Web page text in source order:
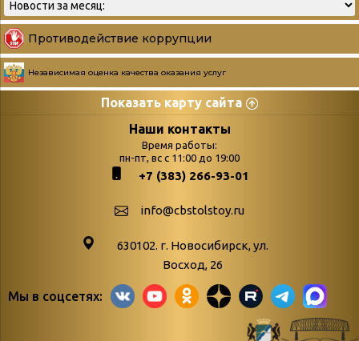
Противодействие коррупции
Независимая оценка качества оказания услуг
Показать карту сайта
Страницы
podvedenie-itogov-festivalya-
paskhalnaya-palitra
Библионочь – как ярмарка точь-в-
поступлений
Война. Народ.
живые»
«Мне всё
Наши контакты
Время работы:
пн-пт, вс с 11:00 до 19:00
+7 (383) 266-93-01
info@cbstolstoy.ru
630102. г. Новосибирск, ул.
Восход, 26
Мы в соцсетях: